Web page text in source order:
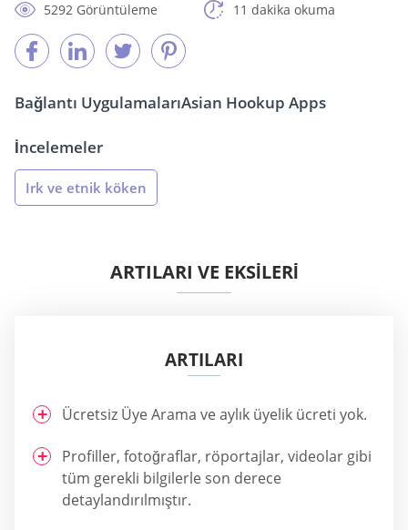
5292 Görüntüleme
11 dakika okuma
Bağlantı UygulamalarıAsian Hookup Apps
İncelemeler
Irk ve etnik köken
ARTILARI VE EKSİLERİ
ARTILARI
Ücretsiz Üye Arama ve aylık üyelik ücreti yok.
Profiller, fotoğraflar, röportajlar, videolar gibi
tüm gerekli bilgilerle son derece
detaylandırılmıştır.